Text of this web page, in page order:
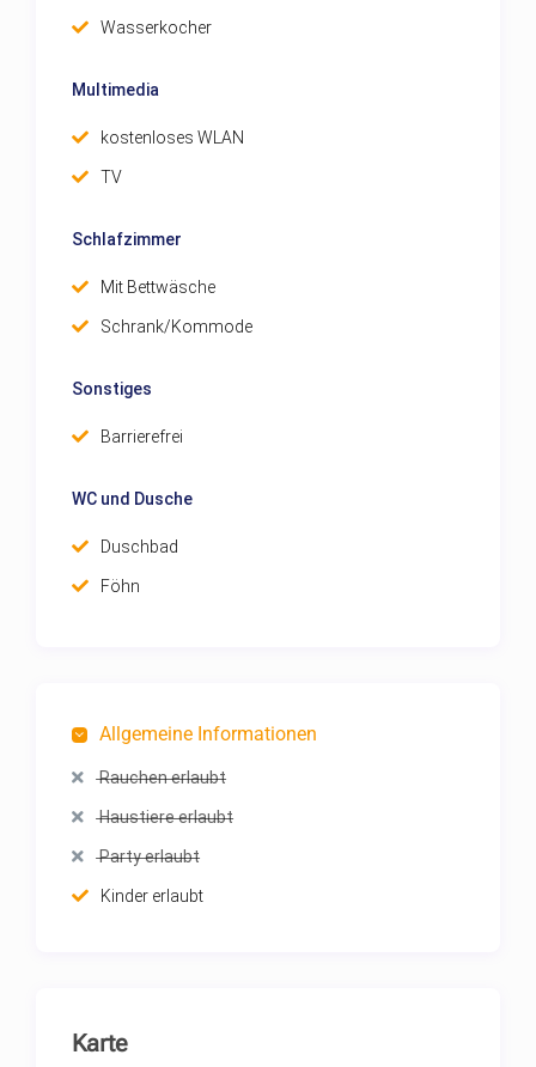
Wasserkocher
Multimedia
kostenloses WLAN
TV
Schlafzimmer
Mit Bettwäsche
Schrank/Kommode
Sonstiges
Barrierefrei
WC und Dusche
Duschbad
Föhn
Allgemeine Informationen
Rauchen erlaubt
Haustiere erlaubt
Party erlaubt
Kinder erlaubt
Karte